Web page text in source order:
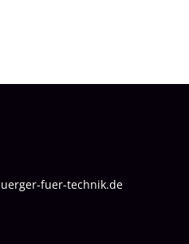
fuer-technik.de